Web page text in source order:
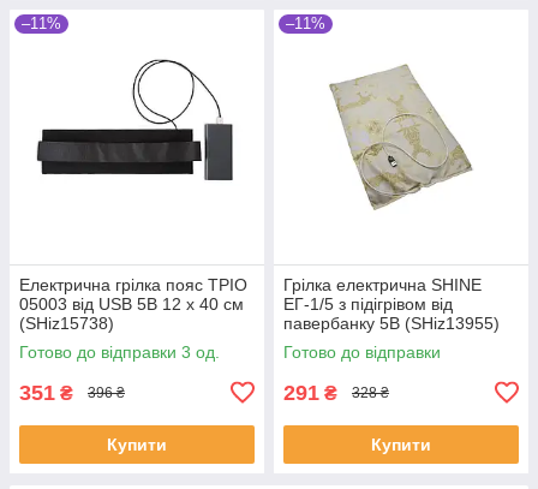
–11%
Електрична грілка пояс ТРІО
05003 від USB 5В 12 х 40 см
(SHiz15738)
Готово до відправки 3 од.
351 ₴ 396 ₴
Купити
–11%
Грілка електрична SHINE
ЕГ-1/5 з підігрівом від
павербанку 5В (SHiz13955)
Готово до відправки
291 ₴ 328 ₴
Купити